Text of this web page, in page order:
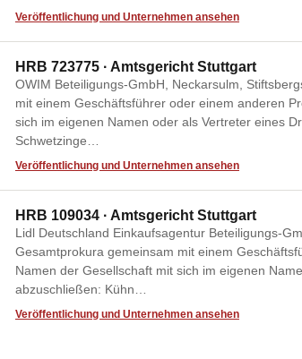
Veröffentlichung und Unternehmen ansehen
HRB 723775 · Amtsgericht Stuttgart
OWIM Beteiligungs-GmbH, Neckarsulm,
mit einem Geschäftsführer oder einem anderen
sich im eigenen Namen oder als Vertreter eines
Schwetzinge…
Veröffentlichung und Unternehmen ansehen
HRB 109034 · Amtsgericht Stuttgart
Lidl Deutschland Einkaufsagentur Beteiligungs-
Gesamtprokura gemeinsam mit einem
Namen der Gesellschaft mit sich im eigenen
abzuschließen: Kühn…
Veröffentlichung und Unternehmen ansehen